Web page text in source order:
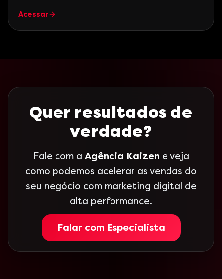
Acessar
Quer resultados de
verdade?
Fale com a Agência Kaizen e veja
como podemos acelerar as vendas do
seu negócio com marketing digital de
alta performance.
Falar com Especialista